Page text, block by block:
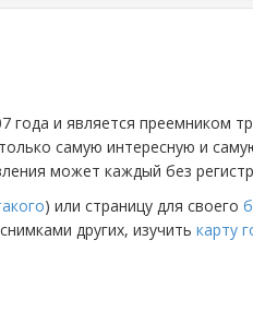
года и является преемником
самую интересную и
может каждый без
) или страницу для своего
других, изучить карту